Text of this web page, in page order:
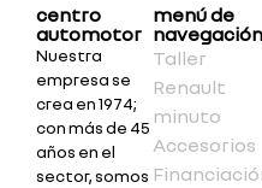
centro
automotor
Nuestra
empresa se
crea en 1974;
con más de 45
años en el
sector, somos
menú de
navegación
Taller
Renault
minuto
Accesorios